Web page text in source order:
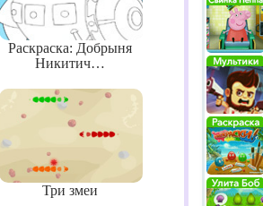
Раскраска: Добрыня
Никитич…
Три змеи